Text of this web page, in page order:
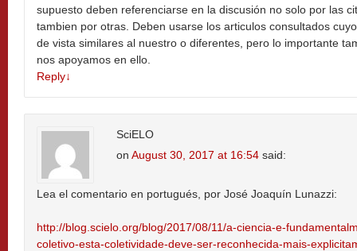
supuesto deben referenciarse en la discusión no solo por las
tambien por otras. Deben usarse los articulos consultados
de vista similares al nuestro o diferentes, pero lo importante
nos apoyamos en ello.
Reply↓
SciELO
on August 30, 2017 at 16:54 said:
Lea el comentario en portugués, por José Joaquín Lunazzi:
http://blog.scielo.org/blog/2017/08/11/a-ciencia-e-
coletivo-esta-coletividade-deve-ser-reconhecida-mais-